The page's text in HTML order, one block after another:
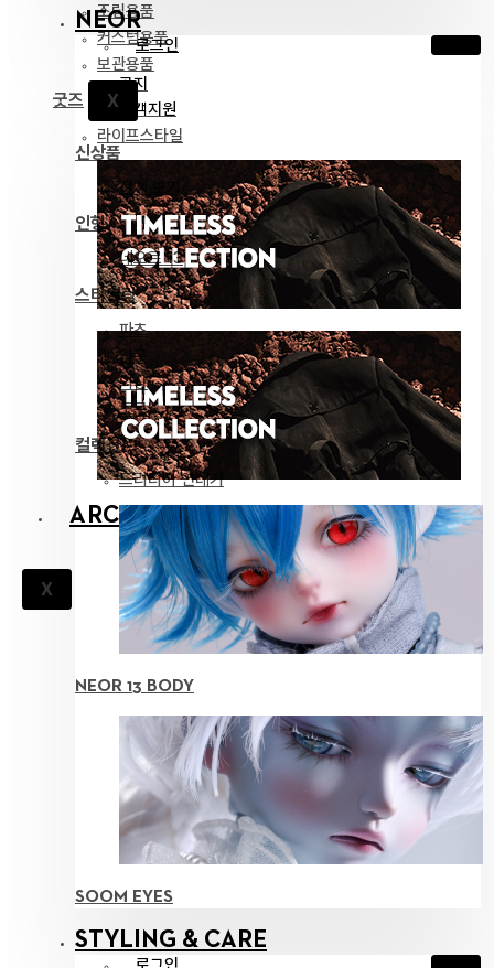
조립용품
커스텀용품
보관용품
굿즈
라이프스타일
ARCHIVES
X
NEOR
로그인
X
공지
고객지원
신상품
전체 보기
인형
네오르 13
스타일링
파츠
안구
의상
도구
컬렉션
드리티아 연대기
NEOR 13 BODY
SOOM EYES
STYLING & CARE